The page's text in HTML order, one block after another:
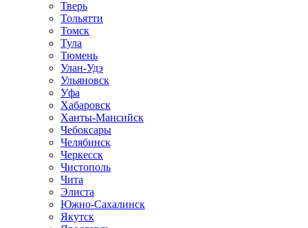
Тверь
Тольятти
Томск
Тула
Тюмень
Улан-Удэ
Ульяновск
Уфа
Хабаровск
Ханты-Мансийск
Чебоксары
Челябинск
Черкесск
Чистополь
Чита
Элиста
Южно-Сахалинск
Якутск